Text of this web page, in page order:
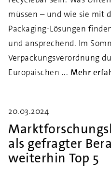
müssen – und wie sie mit
Packaging-Lösungen
und ansprechend. Im
Verpackungsverordnung
Europäischen ... Mehr
20.03.2024
als gefragter
weiterhin Top 5